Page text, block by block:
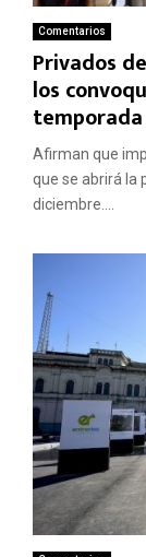
Comentarios
Privados
los
temporada
Afirman que
que se abrirá la
diciembre....